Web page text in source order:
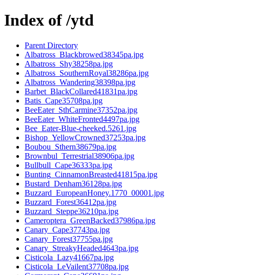
Index of /ytd
Parent Directory
Albatross_Blackbrowed38345pa.jpg
Albatross_Shy38258pa.jpg
Albatross_SouthernRoyal38286pa.jpg
Albatross_Wandering38398pa.jpg
Barbet_BlackCollared41831pa.jpg
Batis_Cape35708pa.jpg
BeeEater_SthCarmine37352pa.jpg
BeeEater_WhiteFronted4497pa.jpg
Bee_Eater-Blue-cheeked.5261.jpg
Bishop_YellowCrowned37253pa.jpg
Boubou_Sthern38679pa.jpg
Brownbul_Terrestrial38906pa.jpg
Bullbull_Cape36333pa.jpg
Bunting_CinnamonBreasted41815pa.jpg
Bustard_Denham36128pa.jpg
Buzzard_EuropeanHoney.1770_00001.jpg
Buzzard_Forest36412pa.jpg
Buzzard_Steppe36210pa.jpg
Cameroptera_GreenBacked37986pa.jpg
Canary_Cape37743pa.jpg
Canary_Forest37755pa.jpg
Canary_StreakyHeaded4643pa.jpg
Cisticola_Lazy41667pa.jpg
Cisticola_LeVailent37708pa.jpg